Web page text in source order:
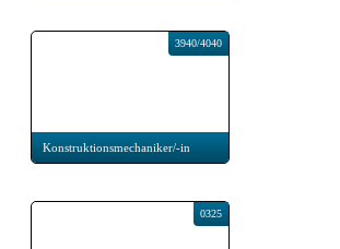
3940/4040
Konstruktionsmechaniker/-in
0325